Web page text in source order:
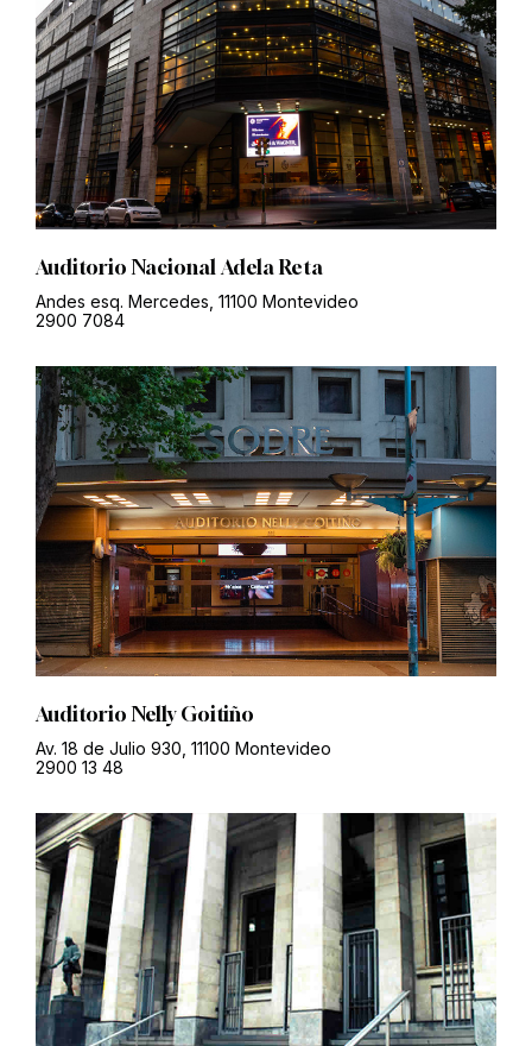
Auditorio Nacional Adela Reta
Andes esq. Mercedes, 11100 Montevideo
2900 7084
Auditorio Nelly Goitiño
Av. 18 de Julio 930, 11100 Montevideo
2900 13 48